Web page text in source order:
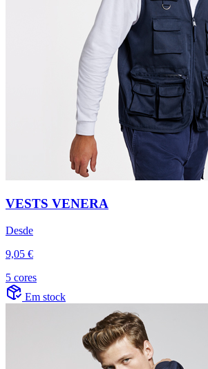
VESTS VENERA
Desde
9,05 €
5 cores
Em stock